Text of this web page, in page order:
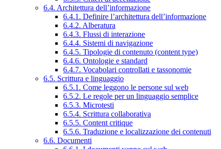
6.4. Architettura dell’informazione
6.4.1. Definire l’architettura dell’informazione
6.4.2. Alberatura
6.4.3. Flussi di interazione
6.4.4. Sistemi di navigazione
6.4.5. Tipologie di contenuto (content type)
6.4.6. Ontologie e standard
6.4.7. Vocabolari controllati e tassonomie
6.5. Scrittura e linguaggio
6.5.1. Come leggono le persone sul web
6.5.2. Le regole per un linguaggio semplice
6.5.3. Microtesti
6.5.4. Scrittura collaborativa
6.5.5. Content critique
6.5.6. Traduzione e localizzazione dei contenuti
6.6. Documenti